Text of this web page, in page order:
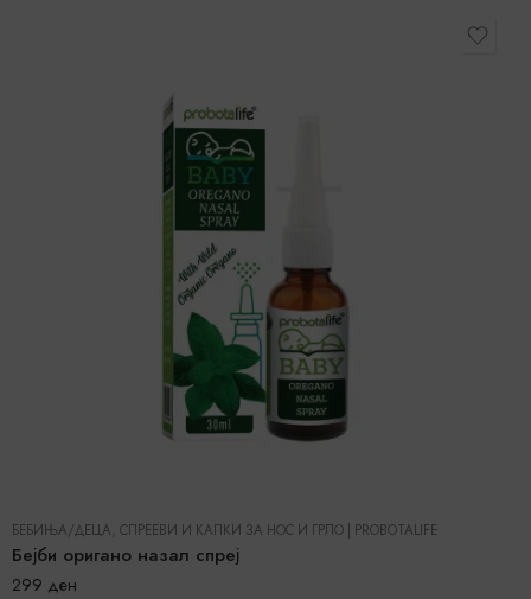
БЕБИЊА/ДЕЦА СПРЕЕВИ И КАПКИ ЗА НОС И ГРЛО PROBOTALIFE
Бејби оригано назал спреј
299 ден